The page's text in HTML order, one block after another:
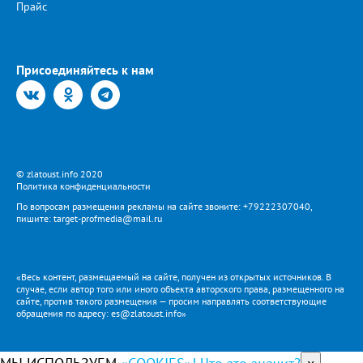
Прайс
Присоединяйтесь к нам
© zlatoust.info 2020
Политика конфиденциальности
По вопросам размещения рекламы на сайте звоните: +79222307040,
пишите: target-profmedia@mail.ru
«Весь контент, размещаемый на сайте, получен из открытых источников. В
случае, если автор того или иного объекта авторского права, размещенного на
сайте, против такого размещения — просим направлять соответствующие
обращения по адресу: es@zlatoust.info»